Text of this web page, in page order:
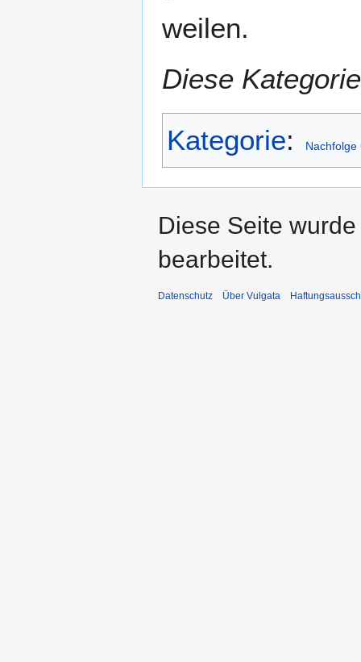
weilen.
Diese
Kategorie: Nachfolge
Diese Seite
bearbeitet.
Datenschutz Über Vulgata